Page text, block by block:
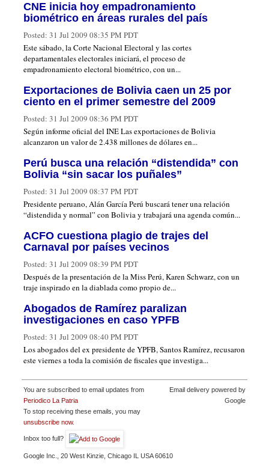
CNE inicia hoy empadronamiento
biométrico en áreas rurales del país
Posted: 31 Jul 2009 08:35 PM PDT
Este sábado, la Corte Nacional Electoral y las cortes
departamentales electorales iniciará, el proceso de
empadronamiento electoral biométrico, con un...
Exportaciones de Bolivia caen un 25 por
ciento en el primer semestre del 2009
Posted: 31 Jul 2009 08:36 PM PDT
Según informe oficial del INE Las exportaciones de Bolivia
alcanzaron un valor de 2.438 millones de dólares en...
Perú busca una relación “distendida” con
Bolivia “sin sacar los puñales”
Posted: 31 Jul 2009 08:37 PM PDT
Presidente peruano, Alán García Perú buscará tener una relación
“distendida y normal” con Bolivia y trabajará una agenda común...
ACFO cuestiona plagio de trajes del
Carnaval por países vecinos
Posted: 31 Jul 2009 08:39 PM PDT
Después de la presentación de la Miss Perú, Karen Schwarz, con un
traje inspirado en la diablada como propio de...
Abogados de Ramírez paralizan
investigaciones en caso YPFB
Posted: 31 Jul 2009 08:40 PM PDT
Los abogados del ex presidente de YPFB, Santos Ramírez, recusaron
este viernes a toda la comisión de fiscales que investiga...
You are subscribed to email updates from
Periodico La Patria
To stop receiving these emails, you may
unsubscribe now.
Email delivery powered by
Google
Inbox too full?
Google Inc., 20 West Kinzie, Chicago IL USA 60610